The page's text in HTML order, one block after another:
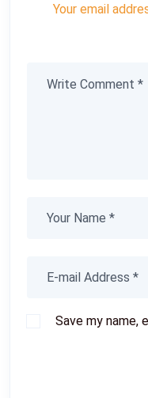
Your email
Save my name,